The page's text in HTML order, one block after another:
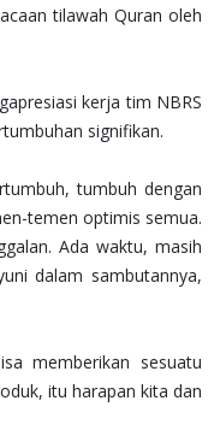
tilawah Quran oleh
kerja tim NBRS
signifikan.
tumbuh dengan
temen optimis semua.
Ada waktu, masih
dalam sambutannya,
memberikan sesuatu
itu harapan kita dan